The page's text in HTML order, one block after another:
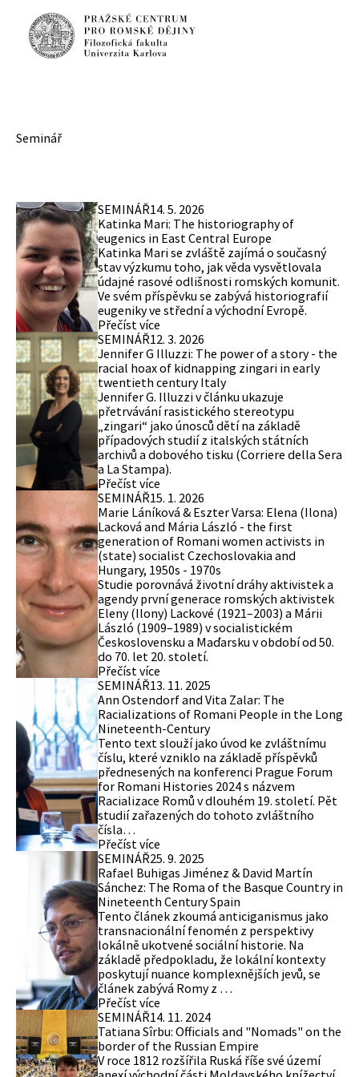
Seminář
SEMINÁŘ14. 5. 2026
Katinka Mari: The historiography of
eugenics in East Central Europe
Katinka Mari se zvláště zajímá o současný
stav výzkumu toho, jak věda vysvětlovala
údajné rasové odlišnosti romských komunit.
Ve svém příspěvku se zabývá historiografií
eugeniky ve střední a východní Evropě.
Přečíst více
SEMINÁŘ12. 3. 2026
Jennifer G Illuzzi: The power of a story - the
racial hoax of kidnapping zingari in early
twentieth century Italy
Jennifer G. Illuzzi v článku ukazuje
přetrvávání rasistického stereotypu
„zingari“ jako únosců dětí na základě
případových studií z italských státních
archivů a dobového tisku (Corriere della Sera
a La Stampa).
Přečíst více
SEMINÁŘ15. 1. 2026
Marie Láníková & Eszter Varsa: Elena (Ilona)
Lacková and Mária László - the first
generation of Romani women activists in
(state) socialist Czechoslovakia and
Hungary, 1950s - 1970s
Studie porovnává životní dráhy aktivistek a
agendy první generace romských aktivistek
Eleny (Ilony) Lackové (1921–2003) a Márii
László (1909–1989) v socialistickém
Československu a Maďarsku v období od 50.
do 70. let 20. století.
Přečíst více
SEMINÁŘ13. 11. 2025
Ann Ostendorf and Vita Zalar: The
Racializations of Romani People in the Long
Nineteenth-Century
Tento text slouží jako úvod ke zvláštnímu
číslu, které vzniklo na základě příspěvků
přednesených na konferenci Prague Forum
for Romani Histories 2024 s názvem
Racializace Romů v dlouhém 19. století. Pět
studií zařazených do tohoto zvláštního
čísla…
Přečíst více
SEMINÁŘ25. 9. 2025
Rafael Buhigas Jiménez & David Martín
Sánchez: The Roma of the Basque Country in
Nineteenth Century Spain
Tento článek zkoumá anticiganismus jako
transnacionální fenomén z perspektivy
lokálně ukotvené sociální historie. Na
základě předpokladu, že lokální kontexty
poskytují nuance komplexnějších jevů, se
článek zabývá Romy z …
Přečíst více
SEMINÁŘ14. 11. 2024
Tatiana Sîrbu: Officials and "Nomads" on the
border of the Russian Empire
V roce 1812 rozšířila Ruská říše své území